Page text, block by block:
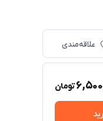
علاقه‌مندی
تومان